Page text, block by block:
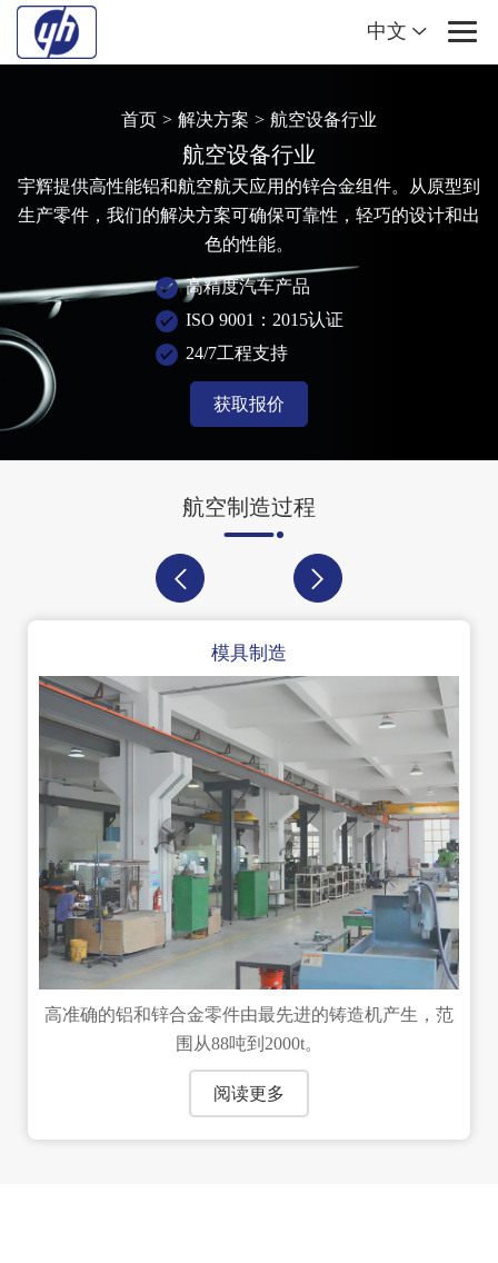
中文
首页 > 解决方案 > 航空设备行业
航空设备行业
宇辉提供高性能铝和航空航天应用的锌合金组件。从原型到
生产零件，我们的解决方案可确保可靠性，轻巧的设计和出
色的性能。
高精度汽车产品
ISO 9001：2015认证
24/7工程支持
获取报价
航空制造过程
模具制造
高准确的铝和锌合金零件由最先进的铸造机产生，范
围从88吨到2000t。
阅读更多